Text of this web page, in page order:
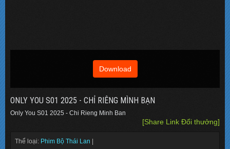
Download
ONLY YOU S01 2025 - CHỈ RIÊNG MÌNH BẠN
Only You S01 2025 - Chi Rieng Minh Ban
[Share Link Đổi thưởng]
Thể loại: Phim Bộ Thái Lan